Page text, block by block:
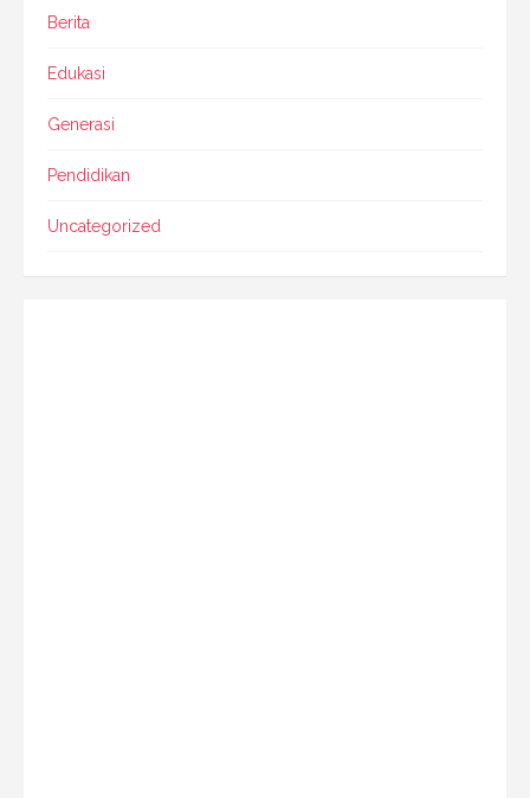
Berita
Edukasi
Generasi
Pendidikan
Uncategorized